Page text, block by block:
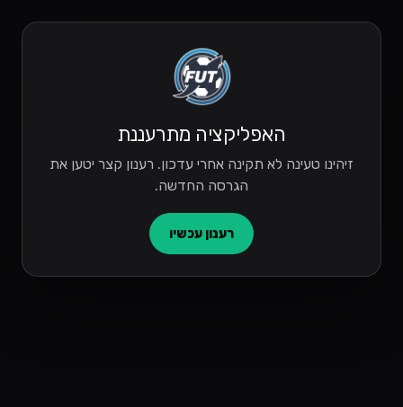
האפליקציה מתרעננת
זיהינו טעינה לא תקינה אחרי עדכון. רענון קצר יטען את
הגרסה החדשה.
רענון עכשיו